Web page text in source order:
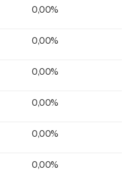
0,00%
0,00%
0,00%
0,00%
0,00%
0,00%